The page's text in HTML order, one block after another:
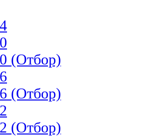
(Отбор)
(Отбор)
(Отбор)